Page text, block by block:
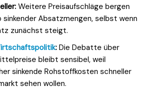
Weitere Preisaufschläge bergen
sinkender Absatzmengen, selbst wenn
zunächst steigt.
: Die Debatte über
bleibt sensibel, weil
sinkende Rohstoffkosten schneller
sehen wollen.